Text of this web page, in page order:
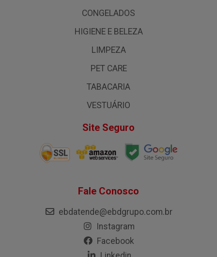
CONGELADOS
HIGIENE E BELEZA
LIMPEZA
PET CARE
TABACARIA
VESTUÁRIO
Site Seguro
Fale Conosco
ebdatende@ebdgrupo.com.br
Instagram
Facebook